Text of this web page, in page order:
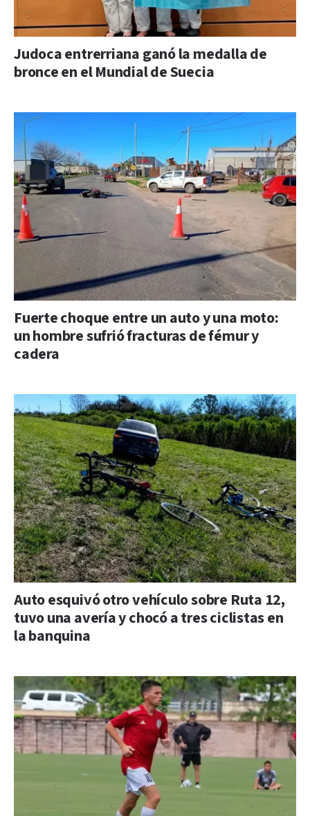
Judoca entrerriana ganó la medalla de
bronce en el Mundial de Suecia
Fuerte choque entre un auto y una moto:
un hombre sufrió fracturas de fémur y
cadera
Auto esquivó otro vehículo sobre Ruta 12,
tuvo una avería y chocó a tres ciclistas en
la banquina